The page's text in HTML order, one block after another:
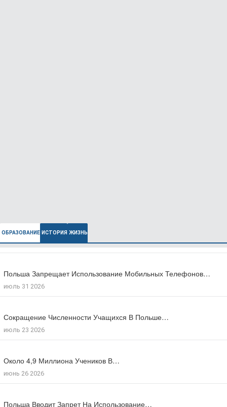
ОБРАЗОВАНИЕ ИСТОРИЯ ЖИЗНЬ
Польша Запрещает Использование Мобильных Телефонов…
июль 31 2026
Сокращение Численности Учащихся В Польше…
июль 23 2026
Около 4,9 Миллиона Учеников В…
июнь 26 2026
Польша Вводит Запрет На Использование…
В Польше Выросла Ожидаемая Продолжительность…
июль 27 2026
Число Зарегистрированных Преступлений На Почве…
июль 17 2026
Большинство Поляков Поддерживают Сокращение Рабочего…
июль 09 2026
Число Иностранцев, Получивших Польское Гражданство…